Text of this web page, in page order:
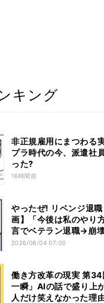
キング
非正規雇用にまつわる
プラ時代の今、派遣社
った?
16時間前
やったぜ! リベンジ退
画】「今後は私のやり
言でベテラン退職→崩
2026/08/04 07:00
働き方改革の現実 第34
一瞬」AIの話で盛り上
人だけ笑えなかった理